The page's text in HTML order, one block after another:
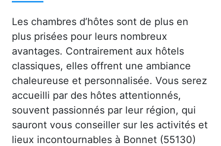
Les chambres d’hôtes sont de plus en
plus prisées pour leurs nombreux
avantages. Contrairement aux hôtels
classiques, elles offrent une ambiance
chaleureuse et personnalisée. Vous serez
accueilli par des hôtes attentionnés,
souvent passionnés par leur région, qui
sauront vous conseiller sur les activités et
lieux incontournables à Bonnet (55130)